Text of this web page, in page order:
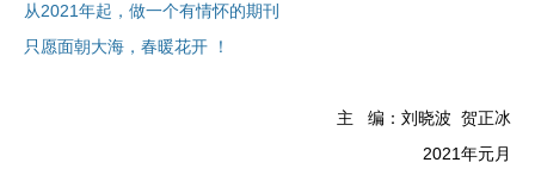
从2021年起，做一个有情怀的期刊
只愿面朝大海，春暖花开 ！
主 编：刘晓波 贺正冰
2021年元月